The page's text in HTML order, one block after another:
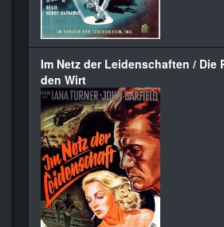
Im Netz der Leidenschaften / Die
den Wirt